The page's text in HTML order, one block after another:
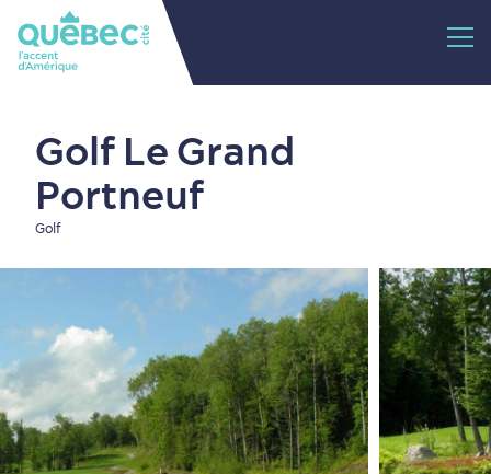
Golf Le Grand
Portneuf
Golf